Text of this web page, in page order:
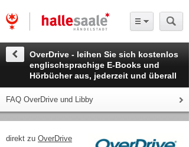
OverDrive - leihen Sie sich kostenlos
englischsprachige E-Books und
Hörbücher aus, jederzeit und überall
FAQ OverDrive und Libby
direkt zu OverDrive